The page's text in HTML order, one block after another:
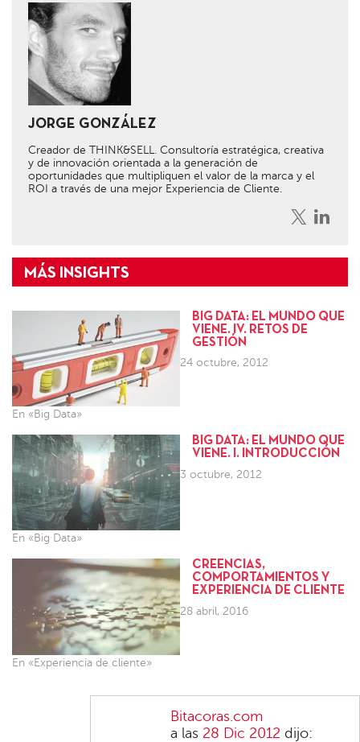
JORGE GONZÁLEZ
Creador de THINK&SELL. Consultoría estratégica, creativa
y de innovación orientada a la generación de
oportunidades que multipliquen el valor de la marca y el
ROI a través de una mejor Experiencia de Cliente.
BIG DATA: EL MUNDO QUE
VIENE. IV. RETOS DE
GESTIÓN
24 octubre, 2012
En «Big Data»
BIG DATA: EL MUNDO QUE
VIENE. I. INTRODUCCIÓN
3 octubre, 2012
En «Big Data»
CREENCIAS,
COMPORTAMIENTOS Y
EXPERIENCIA DE CLIENTE
28 abril, 2016
En «Experiencia de cliente»
Bitacoras.com
a las 28 Dic 2012 dijo: